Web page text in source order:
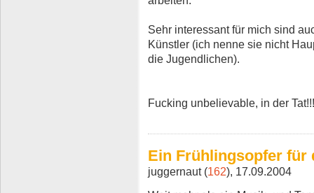
Sehr interessant für mich sind
Künstler (ich nenne sie nicht
die Jugendlichen).
Fucking unbelievable, in der Tat!!!
Ein Frühlingsopfer für
juggernaut (162), 17.09.2004